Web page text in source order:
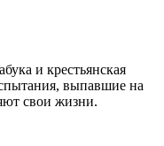
и крестьянская
выпавшие на
свои жизни.